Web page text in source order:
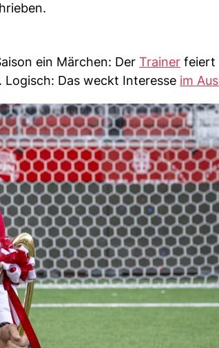
ein Märchen: Der Trainer feiert
. Logisch: Das weckt Interesse im